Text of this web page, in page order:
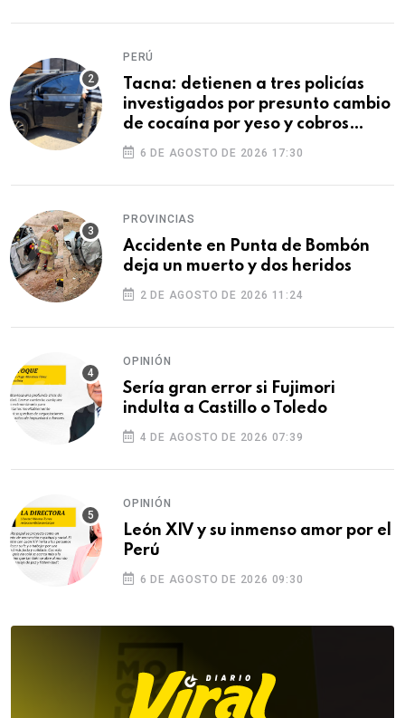
PERÚ
Tacna: detienen a tres policías
investigados por presunto cambio
de cocaína por yeso y cobros
ilegales
6 DE AGOSTO DE 2026 17:30
PROVINCIAS
Accidente en Punta de Bombón
deja un muerto y dos heridos
2 DE AGOSTO DE 2026 11:24
OPINIÓN
Sería gran error si Fujimori
indulta a Castillo o Toledo
4 DE AGOSTO DE 2026 07:39
OPINIÓN
León XIV y su inmenso amor por el
Perú
6 DE AGOSTO DE 2026 09:30